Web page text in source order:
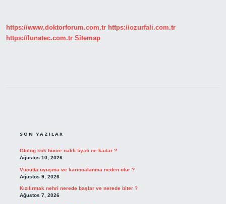
https://www.doktorforum.com.tr https://ozurfali.com.tr
https://lunatec.com.tr Sitemap
SON YAZILAR
Otolog kök hücre nakli fiyatı ne kadar ?
Ağustos 10, 2026
Vücutta uyuşma ve karıncalanma neden olur ?
Ağustos 9, 2026
Kızılırmak nehri nerede başlar ve nerede biter ?
Ağustos 7, 2026